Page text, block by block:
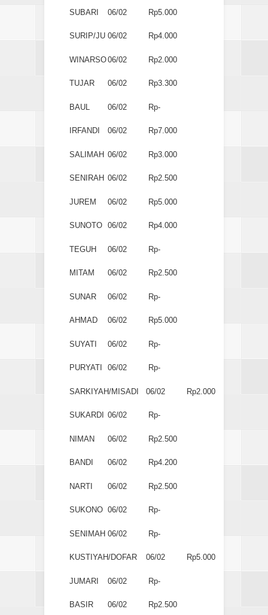
SUBARI 06/02 Rp5.000
SURIP/JU 06/02 Rp4.000
WINARSO06/02 Rp2.000
TUJAR 06/02 Rp3.300
BAUL 06/02 Rp-
IRFANDI 06/02 Rp7.000
SALIMAH 06/02 Rp3.000
SENIRAH 06/02 Rp2.500
JUREM 06/02 Rp5.000
SUNOTO 06/02 Rp4.000
TEGUH 06/02 Rp-
MITAM 06/02 Rp2.500
SUNAR 06/02 Rp-
AHMAD 06/02 Rp5.000
SUYATI 06/02 Rp-
PURYATI 06/02 Rp-
SARKIYAH/MISADI 06/02 Rp2.000
SUKARDI 06/02 Rp-
NIMAN 06/02 Rp2.500
BANDI 06/02 Rp4.200
NARTI 06/02 Rp2.500
SUKONO 06/02 Rp-
SENIMAH 06/02 Rp-
KUSTIYAH/DOFAR 06/02 Rp5.000
JUMARI 06/02 Rp-
BASIR 06/02 Rp2.500